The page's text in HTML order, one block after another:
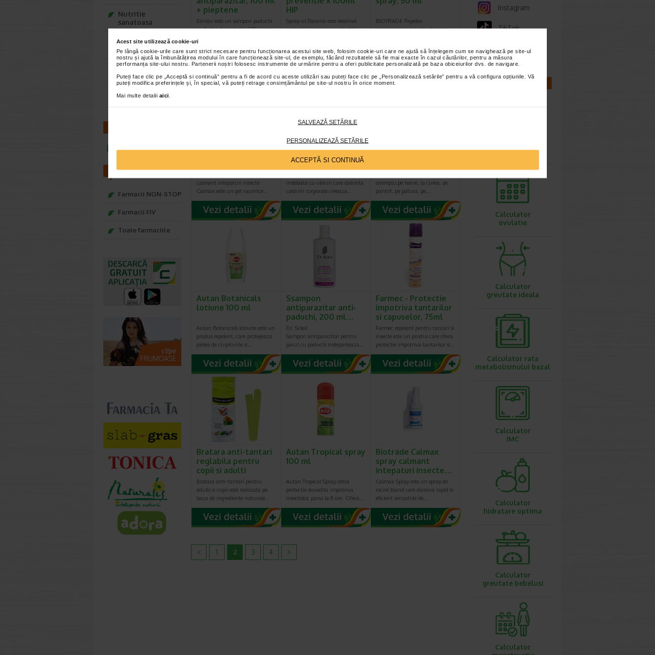
Acest site utilizează cookie-uri
Pe lângă cookie-urile care sunt strict necesare pentru funcționarea acestui site web, folosim cookie-uri care ne ajută să înțelegem cum se navighează pe site-ul
nostru și ajută la îmbunătățirea modului în care funcționează site-ul, de exemplu, făcând rezultatele să fie mai exacte în cazul căutărilor, pentru a măsura
performanța site-ului nostru. Partenerii noștri folosesc instrumente de urmărire pentru a oferi publicitate personalizată pe baza obiceiurilor dvs. de navigare.
Puteți face clic pe „Acceptă si continuă” pentru a fi de acord cu aceste utilizări sau puteți face clic pe „Personalizează setările” pentru a vă configura opțiunile. Vă
puteți modifica preferințele și, în special, vă puteți retrage consimțământul pe site-ul nostru în orice moment.
Mai multe detalii aici
SALVEAZĂ SETĂRILE
PERSONALIZEAZĂ SETĂRILE
ACCEPTĂ SI CONTINUĂ
+ pieptene
Elimax este un sampon paduchi
cu factor de protectie LPF, care
HIP
Spray-ul Paranix este destinat
protectiei impotriva paduchilor
BIOTRADE Repelex
spray impotriva tantarilor are
calmant intepaturi insecte:
Calmax este un gel racoritor…
Bratara anti-tantari
spiralata
imbibata cu uleiuri care datorita
caldurii corporale creeaza…
exemplu,pe haine, la curea, pe
pantof, pe patura, pe…
Autan Botanicals
lotiune 100 ml
Autan Botanicals lotiune este un
produs repelent, care protejeaza
pielea de ciupiturile si…
Ssampon
antiparazitar anti-
paduchi, 200 ml…
Dr. Soleil
Sampon antiparazitar pentru
parul cu paduchi indeparteaza…
Farmec - Protectie
impotriva tantarilor
si capuselor, 75ml
Farmec repelent pentru tantari si
insecte este un produs care ofera
protectie impotriva tantarilor si…
Bratara anti-tantari
reglabila pentru
copii si adulti
Bratara anti-tantari pentru
adulti si copii este realizata pe
baza de ingrediente naturale…
Autan Tropical spray
100 ml
Autan Tropical Spray ofera
protectie dovedita impotriva
insectelor, pana la 8 ore. Ofera…
Biotrade Calmax
spray calmant
intepaturi insecte…
Calmax Spray este un spray de
racire bland care elimina rapid si
eficient senzatiile de…
< 1 2 3 4 >
Nutritie
sanatoasa
Ce Oftapic ti se
potriveste
Adora – Adorabili
din prima clipa
Seturi cadou
infoline@catena.ro
FARMACII
Farmacii NON-STOP
Farmacii FIV
Toate farmaciile
Instagram
TikTok
Whatsapp
sarcina
Calculator
ovulatie
Calculator
greutate ideala
Calculator rata
metabolismului bazal
Calculator
IMC
Calculator
hidratare optima
Calculator
greutate bebelusi
Calculator